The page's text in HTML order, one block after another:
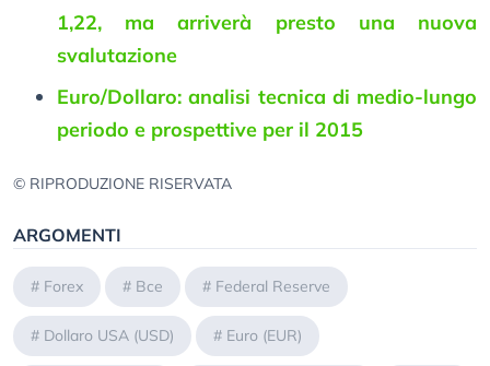
1,22, ma arriverà presto una nuova
svalutazione
Euro/Dollaro: analisi tecnica di medio-lungo
periodo e prospettive per il 2015
© RIPRODUZIONE RISERVATA
ARGOMENTI
# Forex # Bce # Federal Reserve
# Dollaro USA (USD) # Euro (EUR)